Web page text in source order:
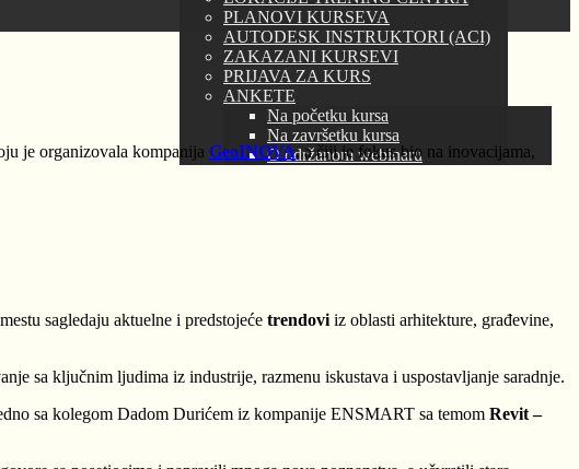
PLANOVI KURSEVA
AUTODESK INSTRUKTORI (ACI)
ZAKAZANI KURSEVI
PRIJAVA ZA KURS
ANKETE
Na početku kursa
Na završetku kursa
O održanom webinaru
je organizovala kompanija GeoINOVA, a čiji je fokus bio na inovacijama,
sagledaju aktuelne i predstojeće trendovi iz oblasti arhitekture, građevine,
sa ključnim ljudima iz industrije, razmenu iskustava i uspostavljanje saradnje.
sa kolegom Dadom Durićem iz kompanije ENSMART sa temom Revit –